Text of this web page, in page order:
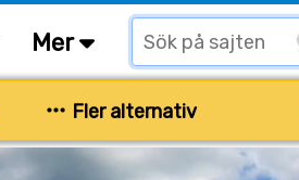
Mer
Fler alternativ